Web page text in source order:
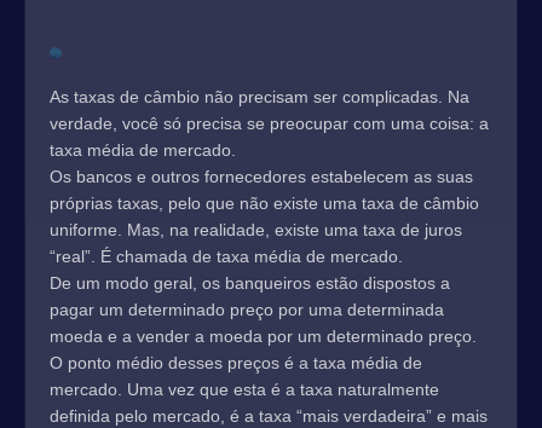
As taxas de câmbio não precisam ser complicadas. Na
verdade, você só precisa se preocupar com uma coisa: a
taxa média de mercado.
Os bancos e outros fornecedores estabelecem as suas
próprias taxas, pelo que não existe uma taxa de câmbio
uniforme. Mas, na realidade, existe uma taxa de juros
“real”. É chamada de taxa média de mercado.
De um modo geral, os banqueiros estão dispostos a
pagar um determinado preço por uma determinada
moeda e a vender a moeda por um determinado preço.
O ponto médio desses preços é a taxa média de
mercado. Uma vez que esta é a taxa naturalmente
definida pelo mercado, é a taxa “mais verdadeira” e mais